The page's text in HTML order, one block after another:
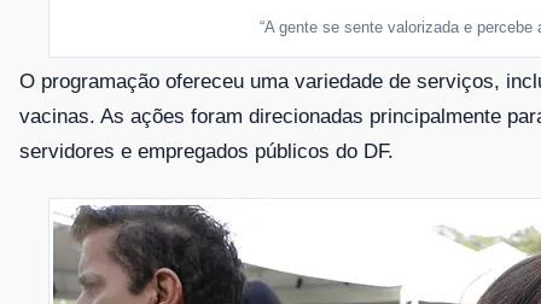
“A gente se sente valorizada e
O programação ofereceu uma variedade de serviços,
vacinas. As ações foram direcionadas principalmente
servidores e empregados públicos do DF.